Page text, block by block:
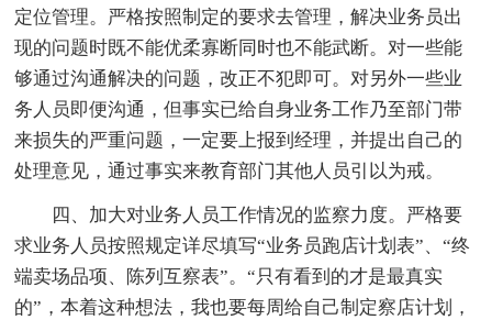
定位管理。严格按照制定的要求去管理，解决业务员出
现的问题时既不能优柔寡断同时也不能武断。对一些能
够通过沟通解决的问题，改正不犯即可。对另外一些业
务人员即便沟通，但事实已给自身业务工作乃至部门带
来损失的严重问题，一定要上报到经理，并提出自己的
处理意见，通过事实来教育部门其他人员引以为戒。
四、加大对业务人员工作情况的监察力度。严格要
求业务人员按照规定详尽填写“业务员跑店计划表”、“终
端卖场品项、陈列互察表”。“只有看到的才是最真实
的”，本着这种想法，我也要每周给自己制定察店计划，